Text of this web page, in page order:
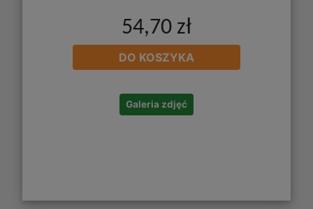
54,70 zł
DO KOSZYKA
Galeria zdjęć